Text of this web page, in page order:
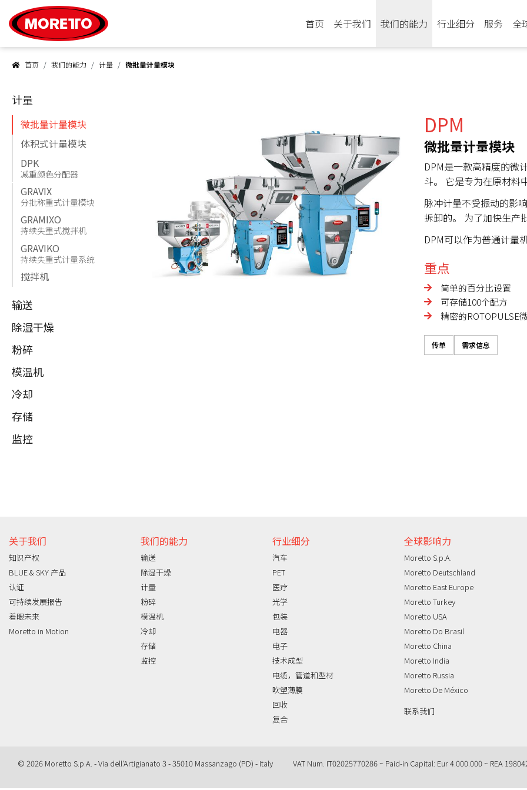
首页
关于我们 我们的能力 行业细分 服务 全
首页 我们的能力 计量 微批量计量模块
DPM
微批量计量模块
DPM是一款高精度的微
斗。 它是专为在原材料
脉冲计量不受振动的影
拆卸的。 为了加快生产
DPM可以作为普通计量
重点
简单的百分比设置
可存储100个配方
精密的ROTOPULSE
传单 需求信息
计量
微批量计量模块
体积式计量模块
DPK
减重颜色分配器
GRAVIX
分批称重式计量模块
GRAMIXO
持续失重式搅拌机
GRAVIKO
持续失重式计量系统
搅拌机
输送
除湿干燥
粉碎
模温机
冷却
存储
监控
关于我们
知识产权
BLUE & SKY 产品
认证
可持续发展报告
着眼未来
Moretto in Motion
我们的能力
输送
除湿干燥
计量
粉碎
模温机
冷却
存储
监控
行业细分
汽车
PET
医疗
光学
包装
电器
电子
技术成型
电缆，管道和型材
吹塑薄膜
回收
复合
全球影响力
Moretto S.p.A.
Moretto Deutschland
Moretto East Europe
Moretto Turkey
Moretto USA
Moretto Do Brasil
Moretto China
Moretto India
Moretto Russia
Moretto De México
联系我们
© 2026 Moretto S.p.A. - Via dell'Artigianato 3 - 35010 Massanzago (PD) - Italy VAT Num. IT02025770286 ~ Paid-in Capital: Eur 4.000.000 ~ REA